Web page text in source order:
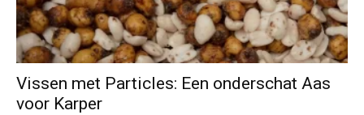
Vissen met Particles: Een onderschat Aas
voor Karper